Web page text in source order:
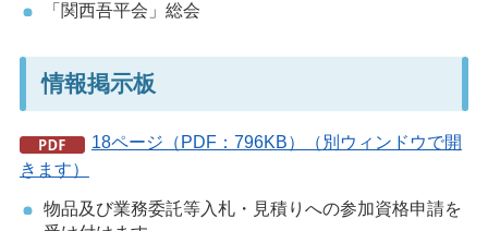
「関西吾平会」総会
情報掲示板
18ページ（PDF：796KB）（別ウィンドウで開
きます）
物品及び業務委託等入札・見積りへの参加資格申請を